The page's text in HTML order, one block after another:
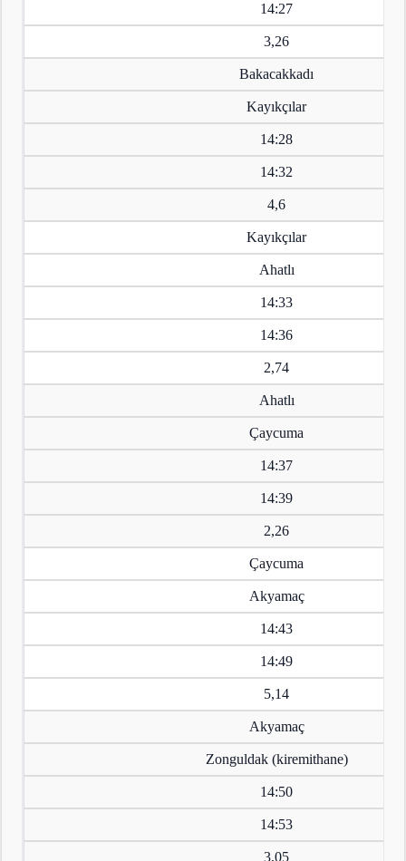
14:27
3,26
Bakacakkadı
Kayıkçılar
14:28
14:32
4,6
Kayıkçılar
Ahatlı
14:33
14:36
2,74
Ahatlı
Çaycuma
14:37
14:39
2,26
Çaycuma
Akyamaç
14:43
14:49
5,14
Akyamaç
Zonguldak (kiremithane)
14:50
14:53
3,05